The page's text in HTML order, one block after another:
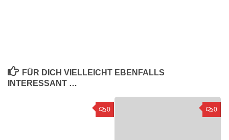
FÜR DICH VIELLEICHT EBENFALLS
INTERESSANT …
0 0